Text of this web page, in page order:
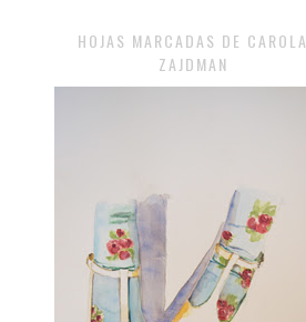
HOJAS MARCADAS DE CAROLA
ZAJDMAN